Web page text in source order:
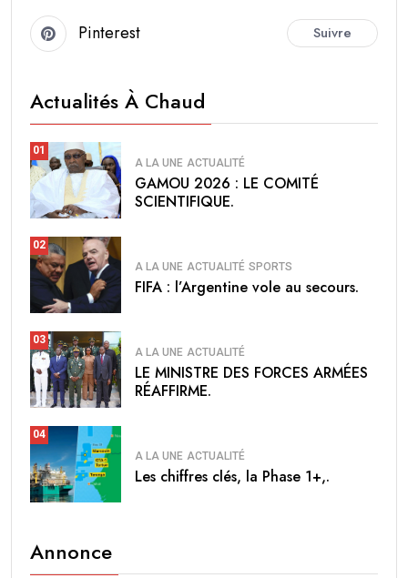
Pinterest Suivre
Actualités À Chaud
01
A LA UNE ACTUALITÉ
GAMOU 2026 : LE COMITÉ
SCIENTIFIQUE.
02
A LA UNE ACTUALITÉ SPORTS
FIFA : l’Argentine vole au secours.
03
A LA UNE ACTUALITÉ
LE MINISTRE DES FORCES ARMÉES
RÉAFFIRME.
04
A LA UNE ACTUALITÉ
Les chiffres clés, la Phase 1+,.
Annonce